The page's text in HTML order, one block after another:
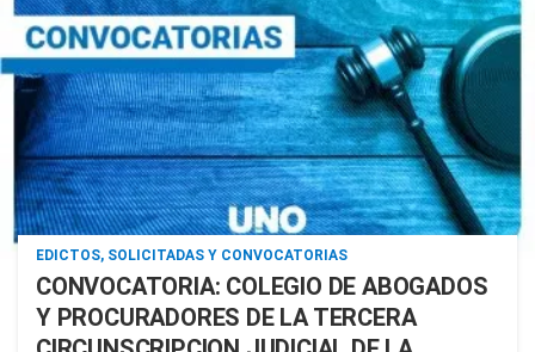
EDICTOS, SOLICITADAS Y CONVOCATORIAS
CONVOCATORIA: COLEGIO DE ABOGADOS
Y PROCURADORES DE LA TERCERA